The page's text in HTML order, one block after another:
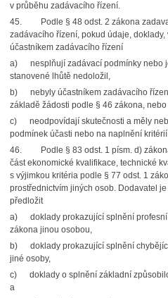
v průběhu zadávacího řízení.
45. Podle § 48 odst. 2 zákona
zadávacího řízení, pokud údaje,
účastníkem zadávacího řízení
a) nesplňují zadávací podmínky nebo
stanovené lhůtě nedoložil,
b) nebyly účastníkem zadávacího
základě žádosti podle § 46 zákona, nebo
c) neodpovídají skutečnosti a měly
podmínek účasti nebo na naplnění
46. Podle § 83 odst. 1 písm. d)
část ekonomické kvalifikace, technické
s výjimkou kritéria podle § 77 odst. 1
prostřednictvím jiných osob. Dodavatel
předložit
a) doklady prokazující splnění profesní
zákona jinou osobou,
b) doklady prokazující splnění
jiné osoby,
c) doklady o splnění základní
a